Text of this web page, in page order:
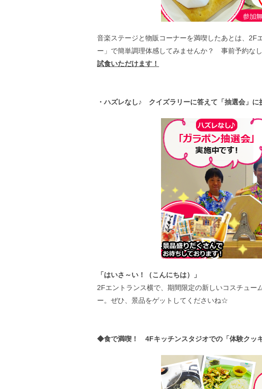
音楽ステージと物販コーナーを満喫したあとは、2F
ー」で簡単調理体感してみませんか？ 事前予約なし
試食いただけます！
・ハズレなし♪ クイズラリーに答えて「抽選会」に
「はいさ～い！（こんにちは）」
2Fエントランス横で、期間限定の新しいコスチュ
ー。ぜひ、景品をゲットしてくださいね☆
◆食で満喫！ 4Fキッチンスタジオでの「体験クッ